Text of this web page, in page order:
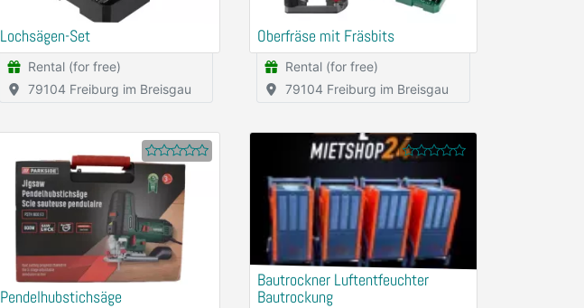
Lochsägen-Set
Rental (for free)
79104 Freiburg im Breisgau
Oberfräse mit Fräsbits
Rental (for free)
79104 Freiburg im Breisgau
Pendelhubstichsäge
Bautrockner Luftentfeuchter
Bautrockung